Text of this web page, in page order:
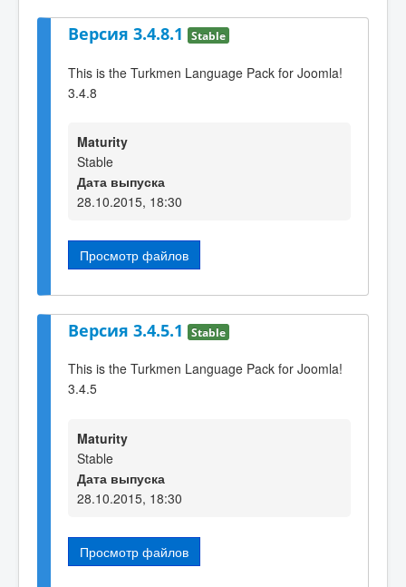
Версия 3.4.8.1 Stable
This is the Turkmen Language Pack for Joomla!
3.4.8
Maturity
Stable
Дата выпуска
28.10.2015, 18:30
Просмотр файлов
Версия 3.4.5.1 Stable
This is the Turkmen Language Pack for Joomla!
3.4.5
Maturity
Stable
Дата выпуска
28.10.2015, 18:30
Просмотр файлов